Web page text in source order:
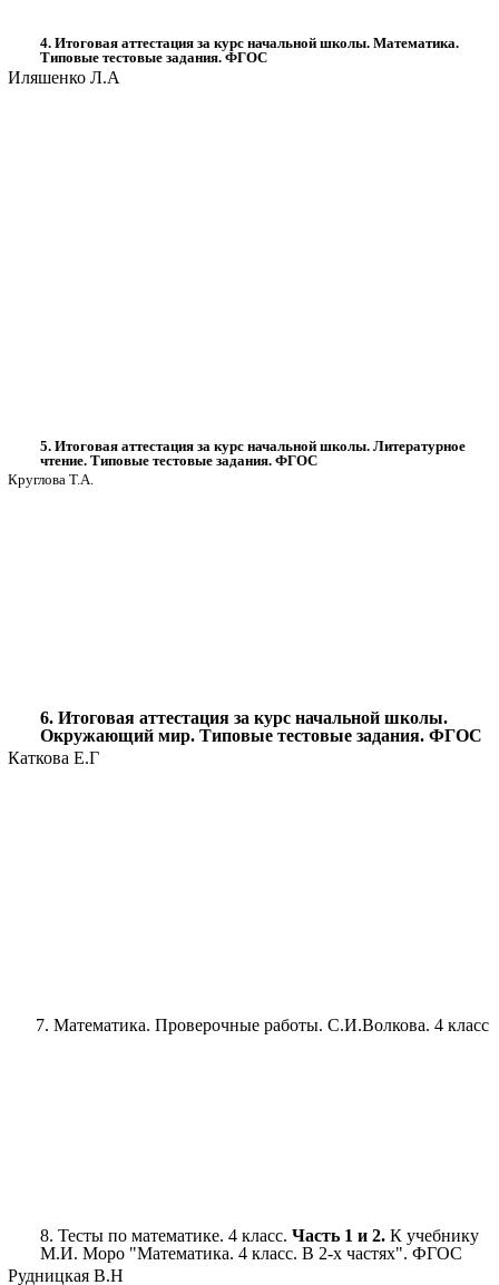
4. Итоговая аттестация за курс начальной школы. Математика.
Типовые тестовые задания. ФГОС
Иляшенко Л.А
5. Итоговая аттестация за курс начальной школы. Литературное
чтение. Типовые тестовые задания. ФГОС
Круглова Т.А.
6. Итоговая аттестация за курс начальной школы.
Окружающий мир. Типовые тестовые задания. ФГОС
Каткова Е.Г
7. Математика. Проверочные работы. С.И.Волкова. 4 класс
8. Тесты по математике. 4 класс. Часть 1 и 2. К учебнику
М.И. Моро "Математика. 4 класс. В 2-х частях". ФГОС
Рудницкая В.Н